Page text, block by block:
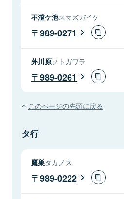
不澄ケ池スマズガイケ
989-0271
外川原ソトガワラ
989-0261
このページの先頭に戻る
タ行
鷹巣タカノス
989-0222